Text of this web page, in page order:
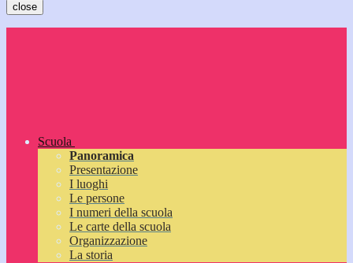
close
Scuola
Panoramica
Presentazione
I luoghi
Le persone
I numeri della scuola
Le carte della scuola
Organizzazione
La storia